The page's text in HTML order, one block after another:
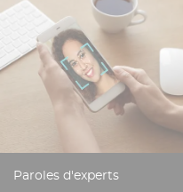
Paroles d'experts